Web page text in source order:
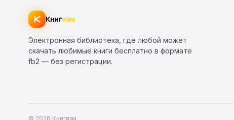
Книгизм
Электронная библиотека, где любой может
скачать любимые книги бесплатно в формате
fb2 — без регистрации.
© 2026 Книгизм